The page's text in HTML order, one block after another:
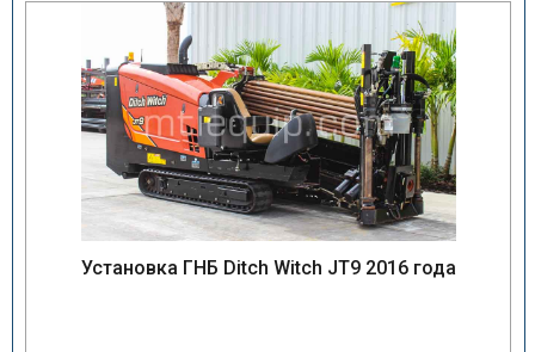
Установка ГНБ Ditch Witch JT9 2016 года